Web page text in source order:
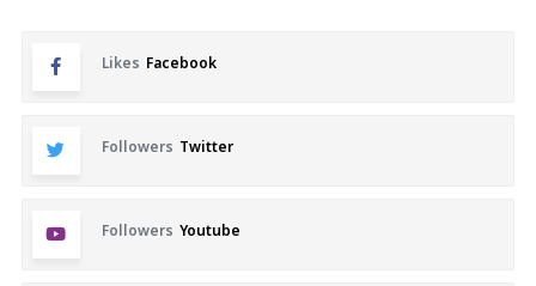
Likes Facebook
Followers Twitter
Followers Youtube